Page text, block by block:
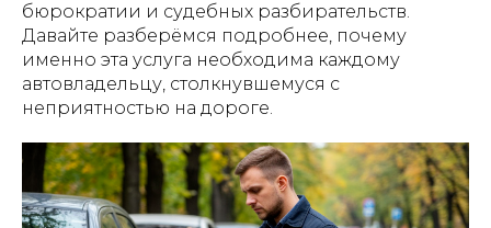
бюрократии и судебных разбирательств.
Давайте разберёмся подробнее, почему
именно эта услуга необходима каждому
автовладельцу, столкнувшемуся с
неприятностью на дороге.